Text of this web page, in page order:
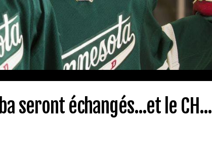
seront échangés...et le CH...